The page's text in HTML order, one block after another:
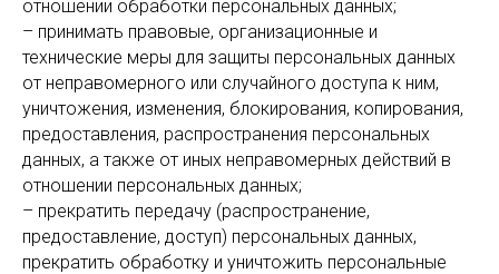
отношении обработки персональных данных;
– принимать правовые, организационные и
технические меры для защиты персональных данных
от неправомерного или случайного доступа к ним,
уничтожения, изменения, блокирования, копирования,
предоставления, распространения персональных
данных, а также от иных неправомерных действий в
отношении персональных данных;
– прекратить передачу (распространение,
предоставление, доступ) персональных данных,
прекратить обработку и уничтожить персональные